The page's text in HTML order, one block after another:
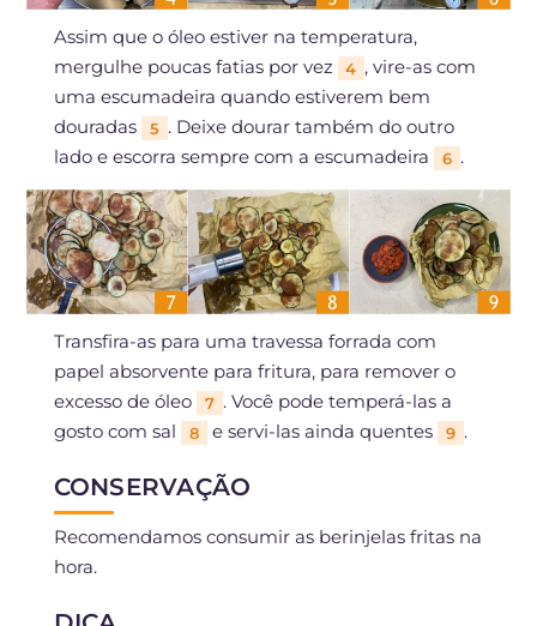
Assim que o óleo estiver na temperatura,
mergulhe poucas fatias por vez
4 , vire-as com
uma escumadeira quando estiverem bem
douradas
5 . Deixe dourar também do outro
lado e escorra sempre com a escumadeira
6 .
Transfira-as para uma travessa forrada com
papel absorvente para fritura, para remover o
excesso de óleo
7 . Você pode temperá-las a
gosto com sal
8 e servi-las ainda quentes 9 .
CONSERVAÇÃO
Recomendamos consumir as berinjelas fritas na
hora.